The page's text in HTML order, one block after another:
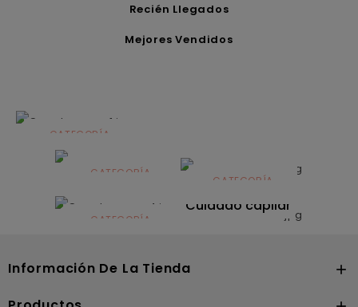
Recién Llegados
Mejores Vendidos
CATEGORÍA
Alimentación
infantilCATEGORÍA
Dermocosmética
CATEGORÍA
Solares
CATEGORÍA
Cuidado capilar
Información De La Tienda 